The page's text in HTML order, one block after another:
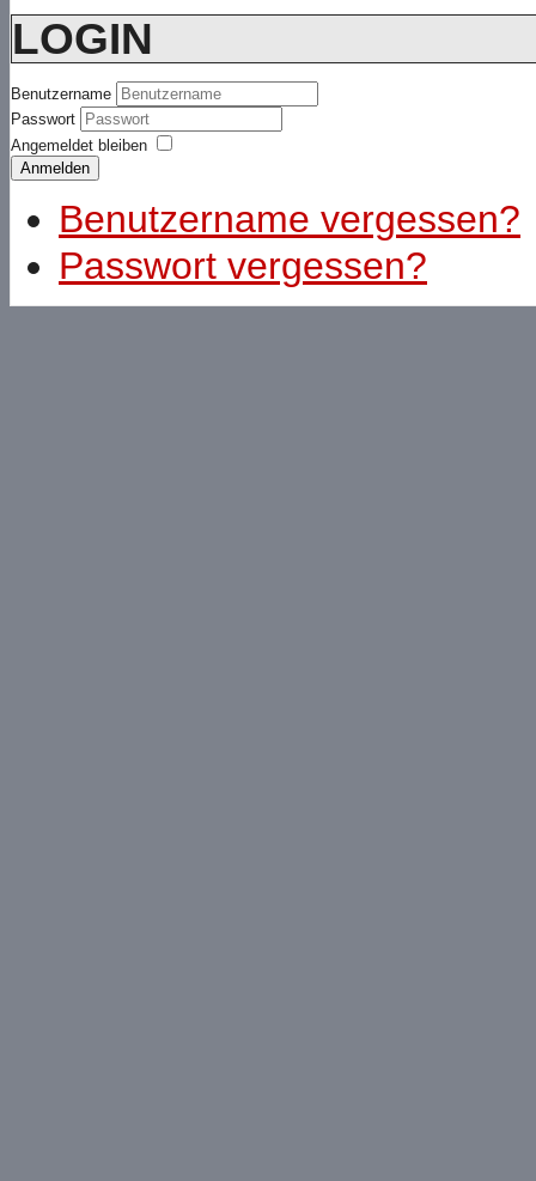
LOGIN
Benutzername
Passwort
Angemeldet bleiben
Anmelden
Benutzername vergessen?
Passwort vergessen?